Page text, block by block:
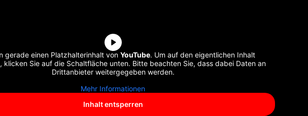
gerade einen Platzhalterinhalt von YouTube. Um auf den eigentlichen Inhalt
klicken Sie auf die Schaltfläche unten. Bitte beachten Sie, dass dabei Daten an
Drittanbieter weitergegeben werden.
Mehr Informationen
Inhalt entsperren